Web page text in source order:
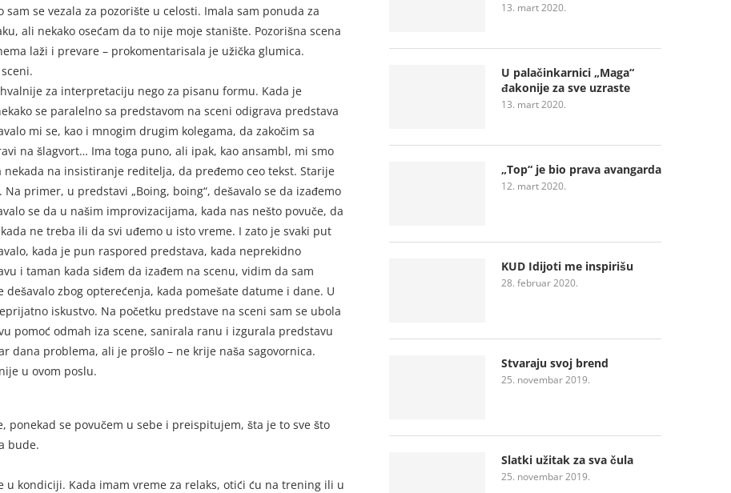
se vezala za pozorište u celosti. Imala sam ponuda za
ali nekako osećam da to nije moje stanište. Pozorišna scena
laži i prevare – prokomentarisala je užička glumica.
za interpretaciju nego za pisanu formu. Kada je
se paralelno sa predstavom na sceni odigrava predstava
mi se, kao i mnogim drugim kolegama, da zakočim sa
na šlagvort… Ima toga puno, ali ipak, kao ansambl, mi smo
na insistiranje reditelja, da pređemo ceo tekst. Starije
primer, u predstavi „Boing, boing“, dešavalo se da izađemo
se da u našim improvizacijama, kada nas nešto povuče, da
ne treba ili da svi uđemo u isto vreme. I zato je svaki put
kada je pun raspored predstava, kada neprekidno
i taman kada siđem da izađem na scenu, vidim da sam
zbog opterećenja, kada pomešate datume i dane. U
iskustvo. Na početku predstave na sceni sam se ubola
pomoć odmah iza scene, sanirala ranu i izgurala predstavu
dana problema, ali je prošlo – ne krije naša sagovornica.
u ovom poslu.
se povučem u sebe i preispitujem, šta je to sve što
bude.
u kondiciji. Kada imam vreme za relaks, otići ću na trening ili u
13. mart 2020.
U palačinkarnici „Maga“
đakonije za sve uzraste
13. mart 2020.
„Top“ je bio prava avangarda
12. mart 2020.
KUD Idijoti me inspirišu
28. februar 2020.
Stvaraju svoj brend
25. novembar 2019.
Slatki užitak za sva čula
25. novembar 2019.